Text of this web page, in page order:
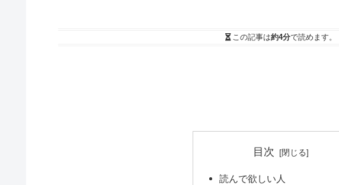
この記事は約4分で読めます。
目次
読んで欲しい人